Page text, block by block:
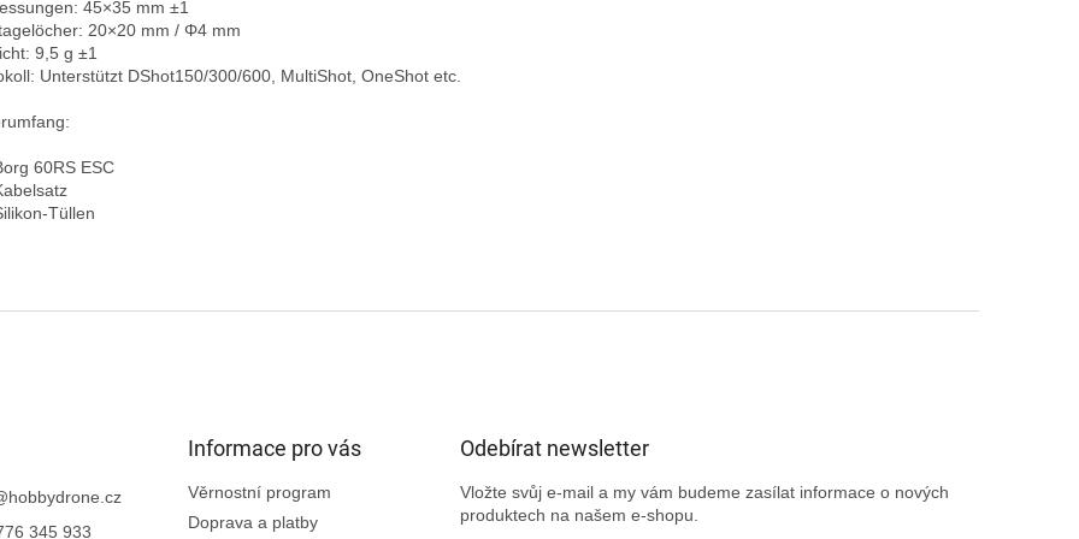
45×35 mm ±1
20×20 mm / Φ4 mm
9,5 g ±1
Unterstützt DShot150/300/600, MultiShot, OneShot etc.
60RS ESC
Tüllen
hobbydrone.cz
345 933
Informace pro vás
Věrnostní program
Doprava a platby
Odebírat newsletter
Vložte svůj e-mail a my vám budeme zasílat informace o nových
produktech na našem e-shopu.